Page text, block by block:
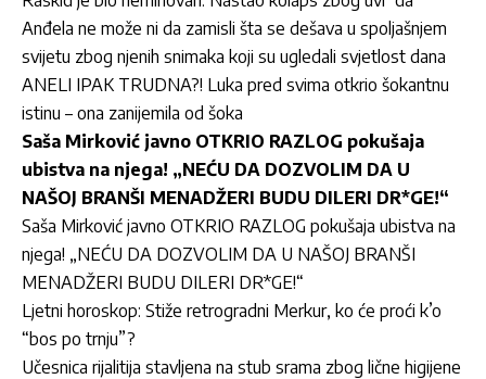
Anđela ne može ni da zamisli šta se dešava u spoljašnjem
svijetu zbog njenih snimaka koji su ugledali svjetlost dana
ANELI IPAK TRUDNA?! Luka pred svima otkrio šokantnu
istinu – ona zanijemila od šoka
Saša Mirković javno OTKRIO RAZLOG pokušaja
ubistva na njega! „NEĆU DA DOZVOLIM DA U
NAŠOJ BRANŠI MENADŽERI BUDU DILERI DR*GE!“
Saša Mirković javno OTKRIO RAZLOG pokušaja ubistva na
njega! „NEĆU DA DOZVOLIM DA U NAŠOJ BRANŠI
MENADŽERI BUDU DILERI DR*GE!“
Ljetni horoskop: Stiže retrogradni Merkur, ko će proći k’o
“bos po trnju”?
Učesnica rijalitija stavljena na stub srama zbog lične higijene